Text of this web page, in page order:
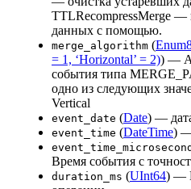
TTLRecompressMerge —
данных с помощью.
merge_algorithm (
= 1, ‘Horizontal’ = 2)) —
события типа
одно из следующих
Vertical
event_date (Date) —
event_time (DateTime) —
Время события с
duration_ms (UInt64) —